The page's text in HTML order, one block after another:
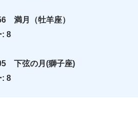
満月（牡羊座）
: 8
下弦の月(獅子座)
: 8